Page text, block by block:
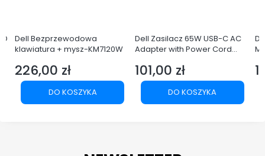
Dell Bezprzewodowa
klawiatura + mysz-KM7120W
Cena
226,00 zł
DO KOSZYKA
Dell Zasilacz 65W USB-C AC
Adapter with Power Cord
Cena
101,00 zł
DO KOSZYKA